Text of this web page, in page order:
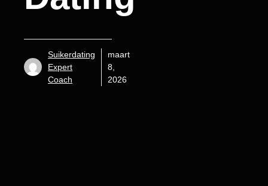
Suikerdating
Expert
Coach
maart
8,
2026